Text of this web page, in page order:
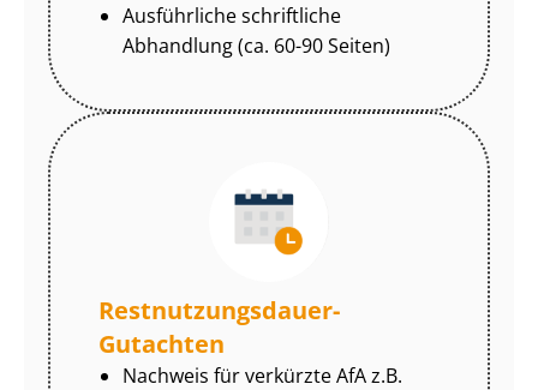
Ausführliche schriftliche
Abhandlung (ca. 60-90 Seiten)
Rest­nut­zungs­dau­er-
Gutachten
Nachweis für verkürzte AfA z.B.